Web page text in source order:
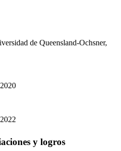
de Queensland-Ochsner,
y logros